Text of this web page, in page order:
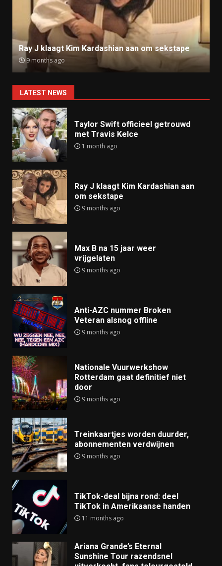
Ray J klaagt Kim Kardashian aan om sekstape
9 months ago
LATEST NEWS
Taylor Swift officieel getrouwd
met Travis Kelce
1 month ago
Ray J klaagt Kim Kardashian aan
om sekstape
9 months ago
Max B na 15 jaar weer
vrijgelaten
9 months ago
Anti-AZC nummer Broken
Veteran alsnog offline
9 months ago
Nationale Vuurwerkshow
Rotterdam gaat definitief niet
door
9 months ago
Treinkaartjes worden duurder,
abonnementen verdwijnen
9 months ago
TikTok-deal bijna rond: deel
TikTok in Amerikaanse handen
11 months ago
Ariana Grande’s Eternal
Sunshine Tour razendsnel